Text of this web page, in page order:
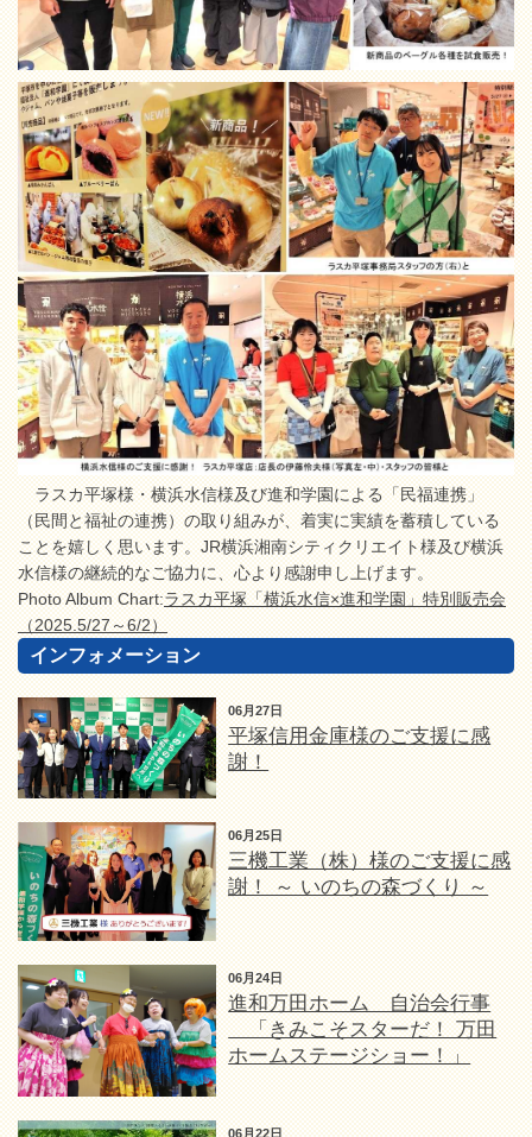
ラスカ平塚様・横浜水信様及び進和学園による「民福連携」
（民間と福祉の連携）の取り組みが、着実に実績を蓄積している
ことを嬉しく思います。JR横浜湘南シティクリエイト様及び横浜
水信様の継続的なご協力に、心より感謝申し上げます。
Photo Album Chart:ラスカ平塚「横浜水信×進和学園」特別販売会
（2025.5/27～6/2）
インフォメーション
06月27日
平塚信用金庫様のご支援に感
謝！
06月25日
三機工業（株）様のご支援に感
謝！ ～ いのちの森づくり ～
06月24日
進和万田ホーム 自治会行事
「きみこそスターだ！ 万田
ホームステージショー！」
06月22日